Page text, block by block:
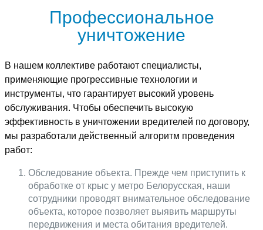
Профессиональное
уничтожение
В нашем коллективе работают специалисты,
применяющие прогрессивные технологии и
инструменты, что гарантирует высокий уровень
обслуживания. Чтобы обеспечить высокую
эффективность в уничтожении вредителей по договору,
мы разработали действенный алгоритм проведения
работ:
Обследование объекта. Прежде чем приступить к
обработке от крыс у метро Белорусская, наши
сотрудники проводят внимательное обследование
объекта, которое позволяет выявить маршруты
передвижения и места обитания вредителей.